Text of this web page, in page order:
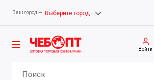
Ваш город — Выберите город
Войти